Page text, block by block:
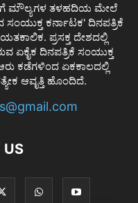
ಮೌಲ್ಯಗಳ ತಳಹದಿಯ ಮೇಲೆ
ಸಂಯುಕ್ತ ಕರ್ನಾಟಕ' ದಿನಪತ್ರಿಕೆ
ಪ್ರಸಕ್ತ ದೇಶದಲ್ಲಿ
ಏಕೈಕ ದಿನಪತ್ರಿಕೆ ಸಂಯುಕ್ತ
ಆರು ಕಡೆಗಳಿಂದ ಏಕಕಾಲದಲ್ಲಿ
ಆವೃತ್ತಿ ಹೊಂದಿದೆ.
US